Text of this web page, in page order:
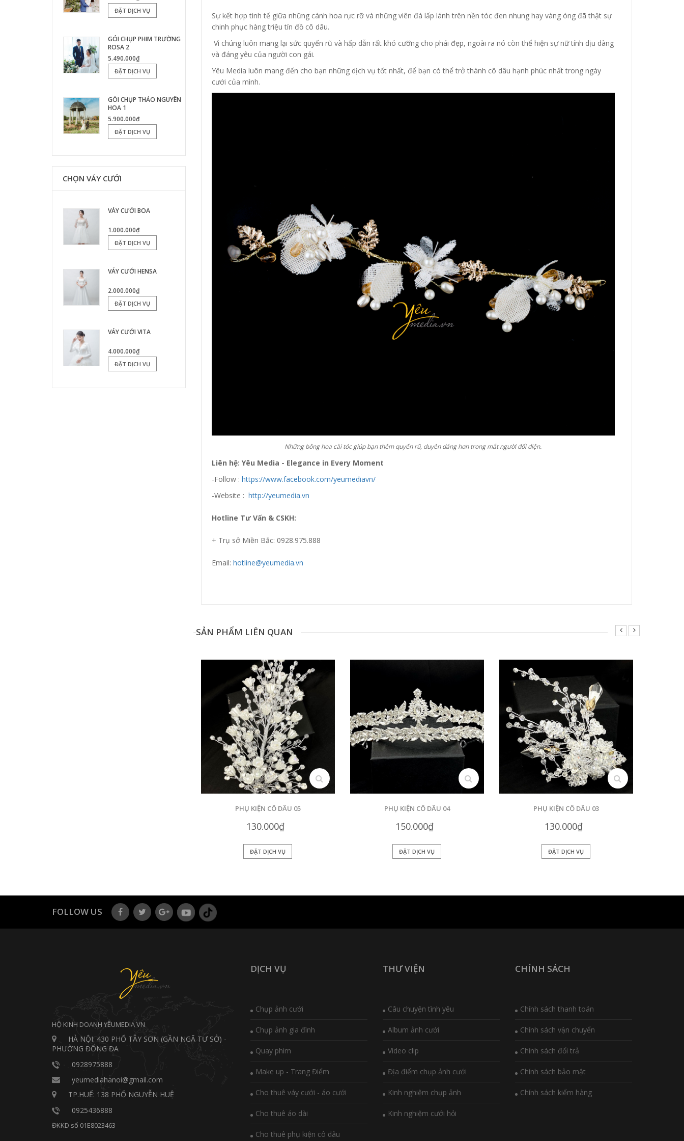
ĐẶT DỊCH VỤ
GÓI CHỤP PHIM TRƯỜNG
ROSA 2
5.490.000₫
ĐẶT DỊCH VỤ
GÓI CHỤP THẢO NGUYÊN
HOA 1
5.900.000₫
ĐẶT DỊCH VỤ
CHỌN VÁY CƯỚI
VÁY CƯỚI BOA
1.000.000₫
ĐẶT DỊCH VỤ
VÁY CƯỚI HENSA
2.000.000₫
ĐẶT DỊCH VỤ
VÁY CƯỚI VITA
4.000.000₫
ĐẶT DỊCH VỤ
Sự kết hợp tinh tế giữa những cánh hoa rực rỡ và những viên đá lấp lánh trên nền tóc đen nhung hay vàng óng đã thật sự
chinh phục hàng triệu tín đồ cô dâu.
Vì chúng luôn mang lại sức quyến rũ và hấp dẫn rất khó cưỡng cho phái đẹp, ngoài ra nó còn thể hiện sự nữ tính dịu dàng
và đáng yêu của người con gái.
Yêu Media luôn mang đến cho bạn những dịch vụ tốt nhất, để bạn có thể trở thành cô dâu hạnh phúc nhất trong ngày
cưới của mình.
Những bông hoa cài tóc giúp bạn thêm quyến rũ, duyên dáng hơn trong mắt người đối diện.
Liên hệ: Yêu Media - Elegance in Every Moment
-Follow : https://www.facebook.com/yeumediavn/
-Website : http://yeumedia.vn
Hotline Tư Vấn & CSKH:
+ Trụ sở Miền Bắc: 0928.975.888
Email: hotline@yeumedia.vn
SẢN PHẨM LIÊN QUAN
search
PHỤ KIỆN CÔ DÂU 05
130.000₫
ĐẶT DỊCH VỤ
search
PHỤ KIỆN CÔ DÂU 04
150.000₫
ĐẶT DỊCH VỤ
search
PHỤ KIỆN CÔ DÂU 03
130.000₫
ĐẶT DỊCH VỤ
FOLLOW US
HỘ KINH DOANH YÊUMEDIA VN
HÀ NỘI: 430 PHỐ TÂY SƠN (GẦN NGÃ TƯ SỞ) -
PHƯỜNG ĐỐNG ĐA
0928975888
yeumediahanoi@gmail.com
TP.HUẾ: 138 PHỐ NGUYỄN HUỆ
0925436888
ĐKKD số 01E8023463
DỊCH VỤ
Chụp ảnh cưới
Chụp ảnh gia đình
Quay phim
Make up - Trang Điểm
Cho thuê váy cưới - áo cưới
Cho thuê áo dài
Cho thuê phụ kiện cô dâu
THƯ VIỆN
Câu chuyện tình yêu
Album ảnh cưới
Video clip
Địa điểm chụp ảnh cưới
Kinh nghiệm chụp ảnh
Kinh nghiệm cưới hỏi
CHÍNH SÁCH
Chính sách thanh toán
Chính sách vận chuyển
Chính sách đổi trả
Chính sách bảo mật
Chính sách kiểm hàng